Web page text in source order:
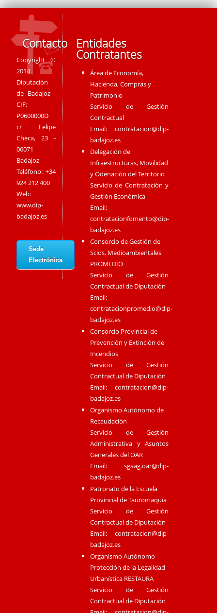
Contacto
Copyright ©
2014
Diputación
de Badajoz -
CIF:
P0600000D
c/ Felipe
Checa, 23 -
06071
Badajoz
Teléfono: +34
924 212 400
Web:
www.dip-
badajoz.es
Sede
Electrónica
Entidades
Contratantes
Área de Economía,
Hacienda, Compras y
Patrimonio
Servicio de Gestión
Contractual
Email:contratacion@dip-
badajoz.es
Delegación de
Infraestructuras, Movilidad
y Odenación del Territorio
Servicio de Contratación y
Gestión Económica
Email:
contratacionfomento@dip-
badajoz.es
Consorcio de Gestión de
Scios. Medioambientales
PROMEDIO
Servicio de Gestión
Contractual de Diputación
Email:
contratacionpromedio@dip-
badajoz.es
Consorcio Provincial de
Prevención y Extinción de
Incendios
Servicio de Gestión
Contractual de Diputación
Email:contratacion@dip-
badajoz.es
Organismo Autónomo de
Recaudación
Servicio de Gestión
Administrativa y Asuntos
Generales del OAR
Email:sgaag.oar@dip-
badajoz.es
Patronato de la Escuela
Provincial de Tauromaquia
Servicio de Gestión
Contractual de Diputación
Email:contratacion@dip-
badajoz.es
Organismo Autónomo
Protección de la Legalidad
Urbanística RESTAURA
Servicio de Gestión
Contractual de Diputación